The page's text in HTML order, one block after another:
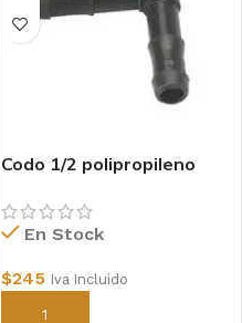
Codo 1/2 polipropileno
En Stock
$245 Iva Incluido
Añadir al carrito